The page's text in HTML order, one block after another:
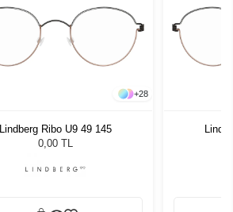
+28
Lindberg Ribo U9 49 145
0,00 TL